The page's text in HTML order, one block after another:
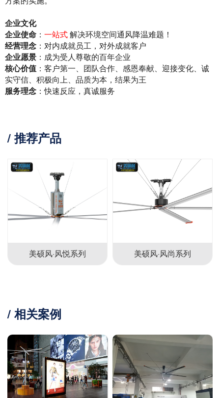
企业文化
企业使命 ： 一站式 解决环境空间通风降温难题！
经营理念 ：对内成就员工，对外成就客户
企业愿景 ：成为受人尊敬的百年企业
核心价值 ：客户第一、团队合作、感恩奉献、迎接变化、诚
实守信、积极向上、品质为本，结果为王
服务理念 ：快速反应，真诚服务
/ 推荐产品
美硕风·风悦系列 美硕风·风尚系列
/ 相关案例